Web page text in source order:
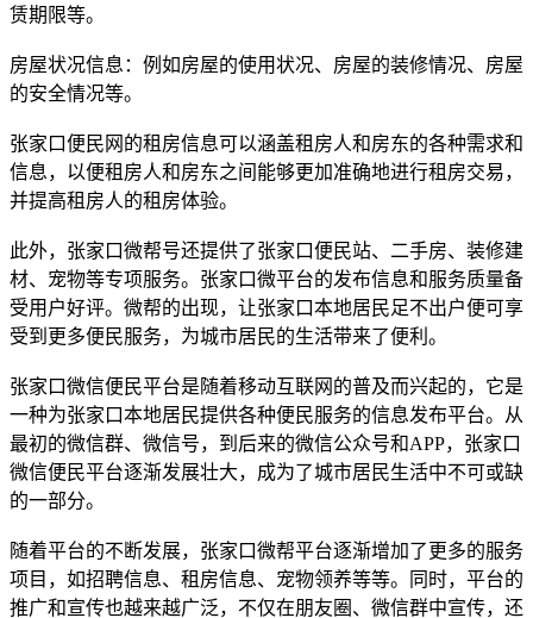
赁期限等。
房屋状况信息：例如房屋的使用状况、房屋的装修情况、房屋
的安全情况等。
张家口便民网的租房信息可以涵盖租房人和房东的各种需求和
信息，以便租房人和房东之间能够更加准确地进行租房交易，
并提高租房人的租房体验。
此外，张家口微帮号还提供了张家口便民站、二手房、装修建
材、宠物等专项服务。张家口微平台的发布信息和服务质量备
受用户好评。微帮的出现，让张家口本地居民足不出户便可享
受到更多便民服务，为城市居民的生活带来了便利。
张家口微信便民平台是随着移动互联网的普及而兴起的，它是
一种为张家口本地居民提供各种便民服务的信息发布平台。从
最初的微信群、微信号，到后来的微信公众号和APP，张家口
微信便民平台逐渐发展壮大，成为了城市居民生活中不可或缺
的一部分。
随着平台的不断发展，张家口微帮平台逐渐增加了更多的服务
项目，如招聘信息、租房信息、宠物领养等等。同时，平台的
推广和宣传也越来越广泛，不仅在朋友圈、微信群中宣传，还